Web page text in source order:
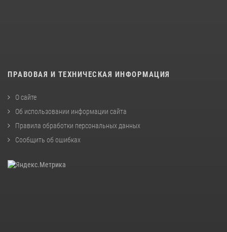
ПРАВОВАЯ И ТЕХНИЧЕСКАЯ ИНФОРМАЦИЯ
О сайте
Об использовании информации сайта
Правила обработки персональных данных
Сообщить об ошибках